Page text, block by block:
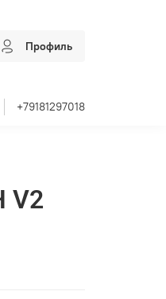
Профиль
+79181297018
V2